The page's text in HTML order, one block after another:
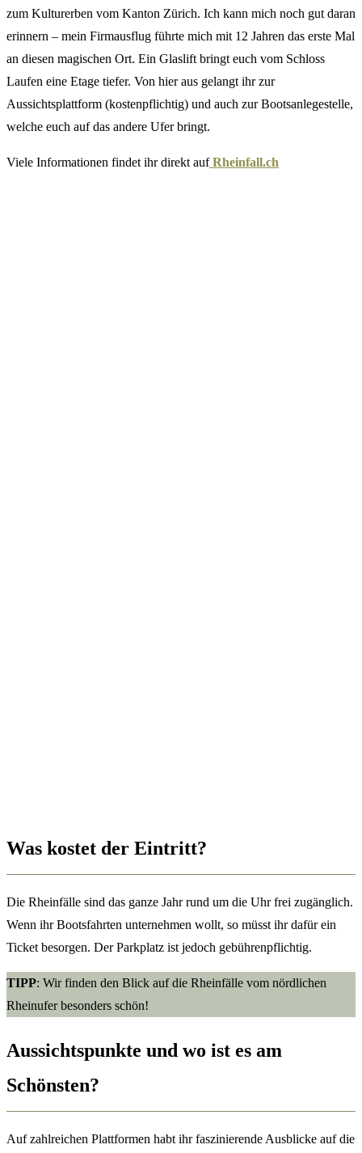
zum Kulturerben vom Kanton Zürich. Ich kann mich noch gut daran
erinnern – mein Firmausflug führte mich mit 12 Jahren das erste Mal
an diesen magischen Ort. Ein Glaslift bringt euch vom Schloss
Laufen eine Etage tiefer. Von hier aus gelangt ihr zur
Aussichtsplattform (kostenpflichtig) und auch zur Bootsanlegestelle,
welche euch auf das andere Ufer bringt.
Viele Informationen findet ihr direkt aufRheinfall.ch
Was kostet der Eintritt?
Die Rheinfälle sind das ganze Jahr rund um die Uhr frei zugänglich.
Wenn ihr Bootsfahrten unternehmen wollt, so müsst ihr dafür ein
Ticket besorgen. Der Parkplatz ist jedoch gebührenpflichtig.
TIPP: Wir finden den Blick auf die Rheinfälle vom nördlichen
Rheinufer besonders schön!
Aussichtspunkte und wo ist es am
Schönsten?
Auf zahlreichen Plattformen habt ihr faszinierende Ausblicke auf die